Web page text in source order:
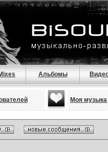
Альбомы
Моя музыка